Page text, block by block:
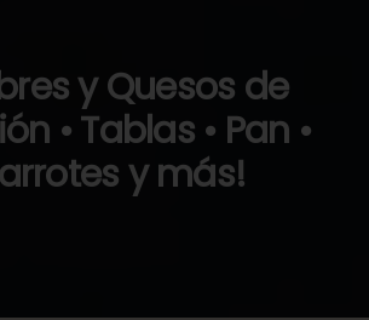
y Quesos de
• Tablas • Pan •
y más!